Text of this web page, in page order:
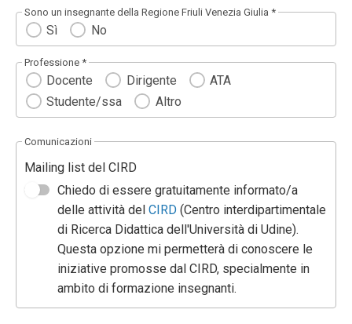
Sono un insegnante della Regione Friuli Venezia Giulia *
Sì No
Professione *
Docente Dirigente
ATA
Studente/ssa
Altro
Comunicazioni
Mailing list del CIRD
Chiedo di essere gratuitamente informato/a
delle attività delCIRD (Centro interdipartimentale
di Ricerca Didattica dell'Università di Udine).
Questa opzione mi permetterà di conoscere le
iniziative promosse dal CIRD, specialmente in
ambito di formazione insegnanti.